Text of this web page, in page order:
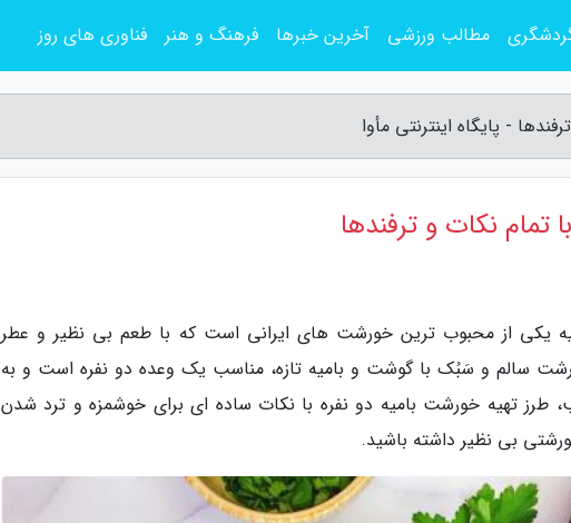
- پایگاه اینترنتی مأوا
تمام نکات و ترفندها
یکی از محبوب ترین خورشت های ایرانی است که با طعم بی نظیر و عطر
سالم و سَبُک با گوشت و بامیه تازه، مناسب یک وعده دو نفره است و به
طرز تهیه خورشت بامیه دو نفره با نکات ساده ای برای خوشمزه و ترد شدن
بی نظیر داشته باشید.
مطالب ورزشی آخرین خبرها فرهنگ و هنر فناوری های روز